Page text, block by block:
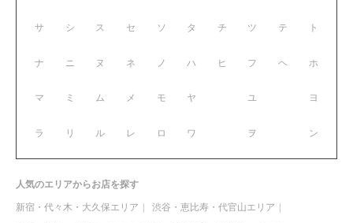
サ シ ス セ ソ
ナ ニ ヌ ネ ノ
マ ミ ム メ モ
ラ リ ル レ ロ
タ チ ツ テ ト
ハ ヒ フ ヘ ホ
ヤ ユ ヨ
ワ ヲ ン
人気のエリアからお店を探す
新宿・代々木・大久保エリア 渋谷・恵比寿・代官山エリア